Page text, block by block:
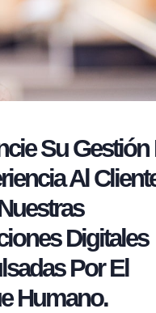
Su Gestión
Al
Digitales
Por El
Humano.